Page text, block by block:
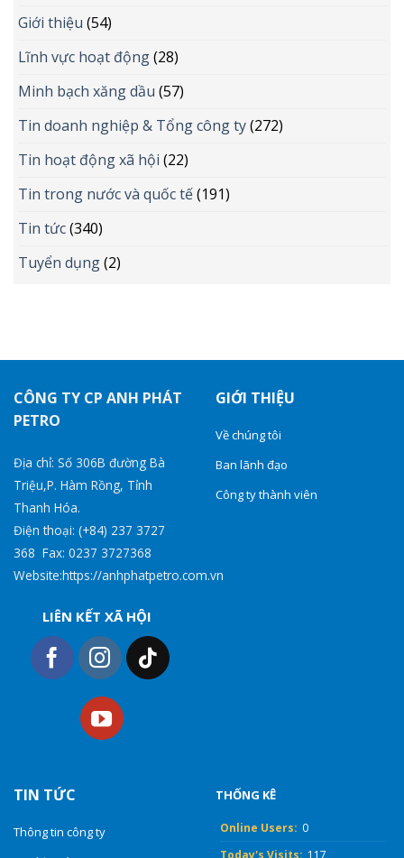
Giới thiệu (54)
Lĩnh vực hoạt động(28)
Minh bạch xăng dầu (57)
Tin doanh nghiệp & Tổng công ty(272)
Tin hoạt động xã hội (22)
Tin trong nước và quốc tế(191)
Tin tức(340)
Tuyển dụng(2)
CÔNG TY CP ANH PHÁT
PETRO
Địa chỉ: Số 306B đường Bà
Triệu,P. Hàm Rồng, Tỉnh
Thanh Hóa.
Điện thoại: (+84) 237 3727
368 Fax: 0237 3727368
Website:https://anhphatpetro.com.vn
LIÊN KẾT XÃ HỘI
GIỚI THIỆU
Về chúng tôi
Ban lãnh đạo
Công ty thành viên
TIN TỨC
Thông tin công ty
THỐNG KÊ
Online Users: 0